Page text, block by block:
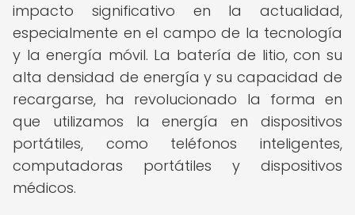
impacto significativo en la actualidad,
especialmente en el campo de la tecnología
y la energía móvil. La batería de litio, con su
alta densidad de energía y su capacidad de
recargarse, ha revolucionado la forma en
que utilizamos la energía en dispositivos
portátiles, como teléfonos inteligentes,
computadoras portátiles y dispositivos
médicos.